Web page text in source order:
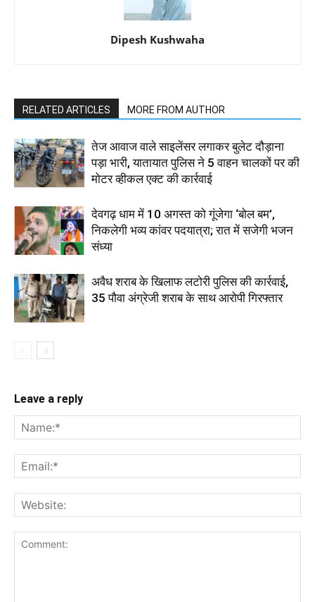
Dipesh Kushwaha
RELATED ARTICLES MORE FROM AUTHOR
तेज आवाज वाले साइलेंसर लगाकर बुलेट दौड़ाना
पड़ा भारी, यातायात पुलिस ने 5 वाहन चालकों पर की
मोटर व्हीकल एक्ट की कार्रवाई
देवगढ़ धाम में 10 अगस्त को गूंजेगा ‘बोल बम’,
निकलेगी भव्य कांवर पदयात्रा; रात में सजेगी भजन
संध्या
अवैध शराब के खिलाफ लटोरी पुलिस की कार्रवाई,
35 पौवा अंग्रेजी शराब के साथ आरोपी गिरफ्तार
Leave a reply